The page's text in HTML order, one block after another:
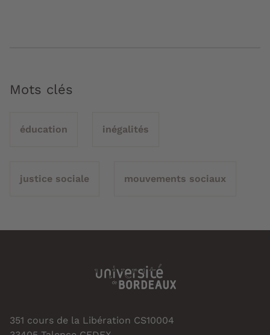
Mots clés
éducation inégalités
justice sociale mouvements sociaux
351 cours de la Libération CS10004